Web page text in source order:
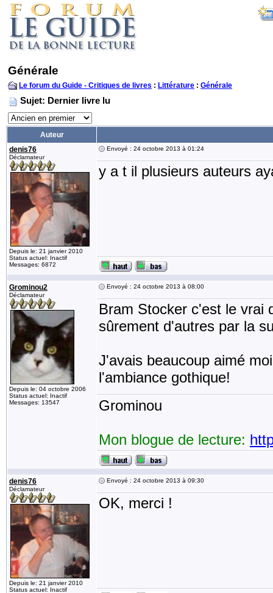
Générale
Le forum du Guide - Critiques de livres : Littérature : Générale
Sujet: Dernier livre lu
Auteur
denis76
Déclamateur
Depuis le: 21 janvier 2010
Status actuel: Inactif
Messages: 6872
Envoyé : 24 octobre 2013 à 01:24
y a t il plusieurs auteurs
Grominou2
Déclamateur
Depuis le: 04 octobre 2006
Status actuel: Inactif
Messages: 13547
Envoyé : 24 octobre 2013 à 08:00
Bram Stocker c'est le vrai
sûrement d'autres par la
J'avais beaucoup aimé
l'ambiance gothique!
Grominou
Mon blogue de lecture:
denis76
Déclamateur
Depuis le: 21 janvier 2010
Status actuel: Inactif
Envoyé : 24 octobre 2013 à 09:30
OK, merci !